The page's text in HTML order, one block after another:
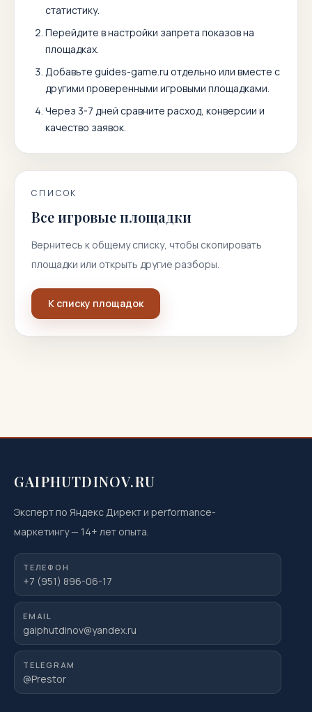
статистику.
Перейдите в настройки запрета показов на
площадках.
Добавьте guides-game.ru отдельно или вместе с
другими проверенными игровыми площадками.
Через 3-7 дней сравните расход, конверсии и
качество заявок.
СПИСОК
Все игровые площадки
Вернитесь к общему списку, чтобы скопировать
площадки или открыть другие разборы.
К списку площадок
GAIPHUTDINOV.RU
Эксперт по Яндекс Директ и performance-
маркетингу— 14+ лет опыта.
ТЕЛЕФОН
+7 (951) 896-06-17
EMAIL
gaiphutdinov@yandex.ru
TELEGRAM
@Prestor